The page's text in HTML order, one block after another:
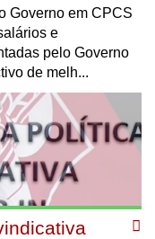
Governo em CPCS
e
pelo Governo
de melh...